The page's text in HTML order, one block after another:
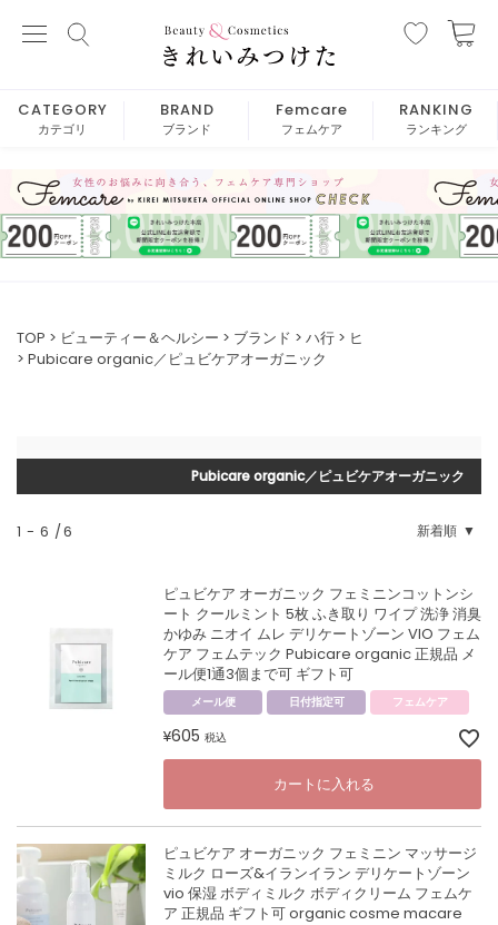
CATEGORY
カテゴリ
BRAND
ブランド
Femcare
フェムケア
RANKING
ランキング
TOP ビューティー＆ヘルシー ブランド ハ行
ヒ
Pubicare organic／ピュビケアオーガニック
Pubicare organic／ピュビケアオーガニック
新着順
1 - 6 6
ピュビケア オーガニック フェミニンコットンシ
ート クールミント 5枚 ふき取り ワイプ 洗浄 消臭
かゆみ ニオイ ムレ デリケートゾーン VIO フェム
ケア フェムテック Pubicare organic 正規品 メ
ール便1通3個まで可 ギフト可
メール便 日付指定可 フェムケア
¥605 税込
カートに入れる
ピュビケア オーガニック フェミニン マッサージ
ミルク ローズ&イランイラン デリケートゾーン
vio 保湿 ボディミルク ボディクリーム フェムケ
ア 正規品 ギフト可 organic cosme macare